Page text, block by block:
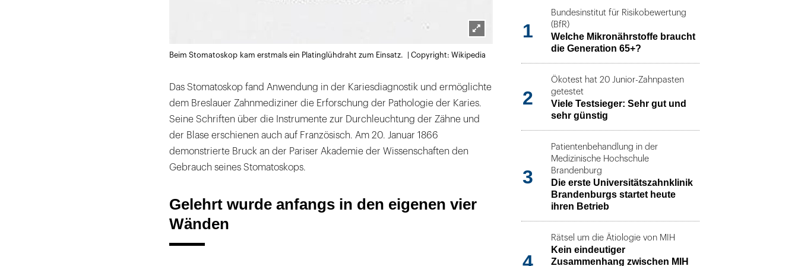
öffnen
Beim Stomatoskop kam erstmals ein Platinglühdraht zum Einsatz. | Copyright: Wikipedia
Das Stomatoskop fand Anwendung in der Kariesdiagnostik und ermöglichte
dem Breslauer Zahnmediziner die Erforschung der Pathologie der Karies.
Seine Schriften über die Instrumente zur Durchleuchtung der Zähne und
der Blase erschienen auch auf Französisch. Am 20. Januar 1866
demonstrierte Bruck an der Pariser Akademie der Wissenschaften den
Gebrauch seines Stomatoskops.
Gelehrt wurde anfangs in den eigenen vier
Wänden
1
Bundesinstitut für Risikobewertung
(BfR)
Welche Mikronährstoffe braucht
die Generation 65+?
2
Ökotest hat 20 Junior-Zahnpasten
getestet
Viele Testsieger: Sehr gut und
sehr günstig
3
Patientenbehandlung in der
Medizinische Hochschule
Brandenburg
Die erste Universitätszahnklinik
Brandenburgs startet heute
ihren Betrieb
4
Rätsel um die Ätiologie von MIH
Kein eindeutiger
Zusammenhang zwischen MIH